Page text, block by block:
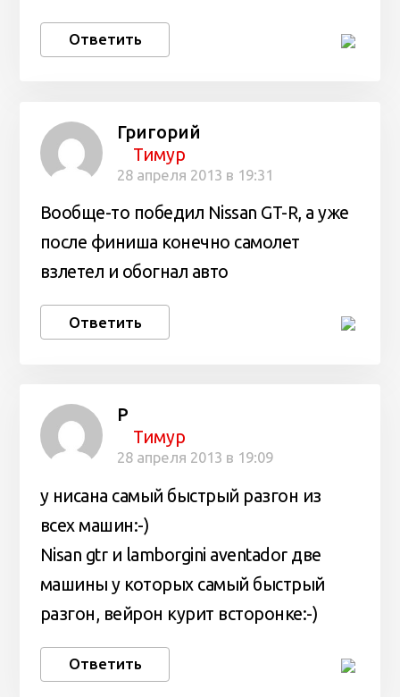
Ответить
Григорий
Тимур
28 апреля 2013 в 19:31
Вообще-то победил Nissan GT-R, а уже
после финиша конечно самолет
взлетел и обогнал авто
Ответить
Р
Тимур
28 апреля 2013 в 19:09
у нисана самый быстрый разгон из
всех машин:-)
Nisan gtr и lamborgini aventador две
машины у которых самый быстрый
разгон, вейрон курит всторонке:-)
Ответить